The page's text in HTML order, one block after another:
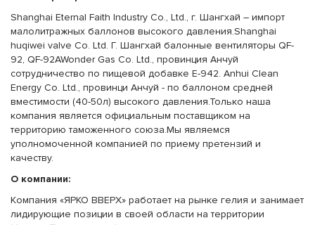
Shanghai Eternal Faith Industry Co., Ltd., г. Шангхай – импорт
малолитражных баллонов высокого давления.Shanghai
huqiwei valve Co. Ltd. Г. Шангхай балонные вентиляторы QF-
92, QF-92AWonder Gas Co. Ltd., провинция Анчуй
сотрудничество по пищевой добавке E-942. Anhui Clean
Energy Co. Ltd., провинци Анчуй - по баллоном средней
вместимости (40-50л) высокого давления.Только наша
компания является официальным поставщиком на
территорию таможенного союза.Мы являемся
уполномоченной компанией по приему претензий и
качеству.
О компании:
Компания «ЯРКО ВВЕРХ» работает на рынке гелия и занимает
лидирующие позиции в своей области на территории